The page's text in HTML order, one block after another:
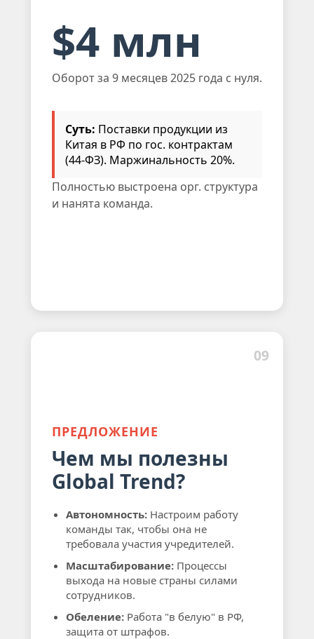
$4 млн
Оборот за 9 месяцев 2025 года с нуля.
Суть: Поставки продукции из
Китая в РФ по гос. контрактам
(44-ФЗ). Маржинальность 20%.
Полностью выстроена орг. структура
и нанята команда.
09
ПРЕДЛОЖЕНИЕ
Чем мы полезны
Global Trend?
Автономность: Настроим работу
команды так, чтобы она не
требовала участия учредителей.
Масштабирование: Процессы
выхода на новые страны силами
сотрудников.
Обеление: Работа "в белую" в РФ,
защита от штрафов.